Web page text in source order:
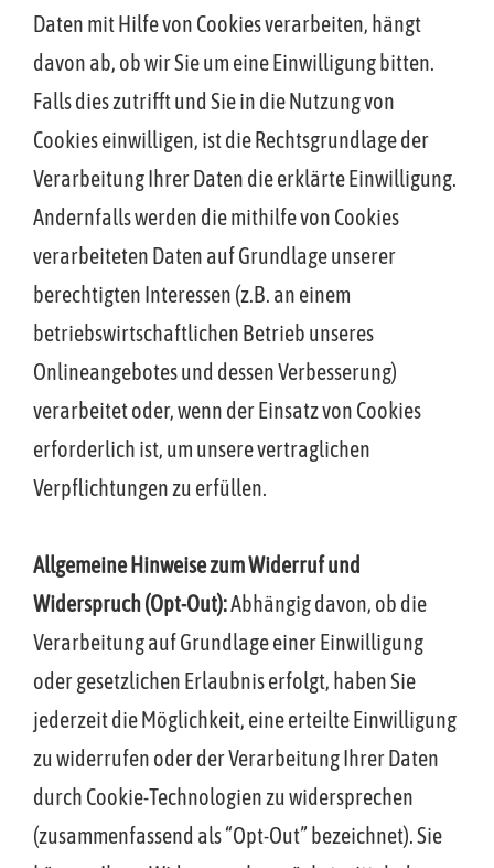
Daten mit Hilfe von Cookies verarbeiten, hängt
davon ab, ob wir Sie um eine Einwilligung bitten.
Falls dies zutrifft und Sie in die Nutzung von
Cookies einwilligen, ist die Rechtsgrundlage der
Verarbeitung Ihrer Daten die erklärte Einwilligung.
Andernfalls werden die mithilfe von Cookies
verarbeiteten Daten auf Grundlage unserer
berechtigten Interessen (z.B. an einem
betriebswirtschaftlichen Betrieb unseres
Onlineangebotes und dessen Verbesserung)
verarbeitet oder, wenn der Einsatz von Cookies
erforderlich ist, um unsere vertraglichen
Verpflichtungen zu erfüllen.
Allgemeine Hinweise zum Widerruf und
Widerspruch (Opt-Out):Abhängig davon, ob die
Verarbeitung auf Grundlage einer Einwilligung
oder gesetzlichen Erlaubnis erfolgt, haben Sie
jederzeit die Möglichkeit, eine erteilte Einwilligung
zu widerrufen oder der Verarbeitung Ihrer Daten
durch Cookie-Technologien zu widersprechen
(zusammenfassend als “Opt-Out” bezeichnet). Sie